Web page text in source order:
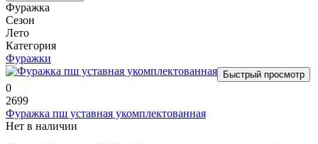
Фуражка
Сезон
Лето
Категория
Фуражки
Быстрый просмотр
0
2699
Фуражка пш уставная укомплектованная
Нет в наличии